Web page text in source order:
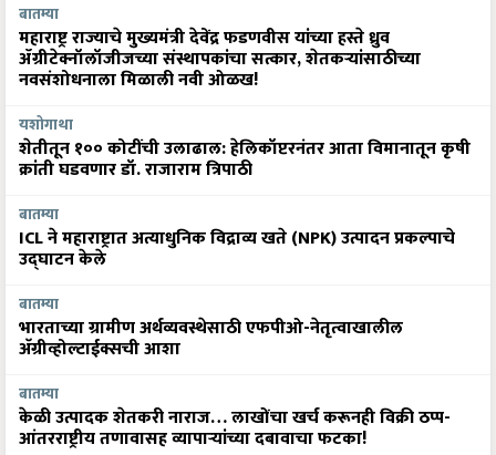
बातम्या
महाराष्ट्र राज्याचे मुख्यमंत्री देवेंद्र फडणवीस यांच्या हस्ते ध्रुव
ॲग्रीटेक्नॉलॉजीजच्या संस्थापकांचा सत्कार, शेतकऱ्यांसाठीच्या
नवसंशोधनाला मिळाली नवी ओळख!
यशोगाथा
शेतीतून १०० कोटींची उलाढाल: हेलिकॉप्टरनंतर आता विमानातून कृषी
क्रांती घडवणार डॉ. राजाराम त्रिपाठी
बातम्या
ICL ने महाराष्ट्रात अत्याधुनिक विद्राव्य खते (NPK) उत्पादन प्रकल्पाचे
उद्घाटन केले
बातम्या
भारताच्या ग्रामीण अर्थव्यवस्थेसाठी एफपीओ-नेतृत्वाखालील
अ‍ॅग्रीव्होल्टाईक्सची आशा
बातम्या
केळी उत्पादक शेतकरी नाराज… लाखोंचा खर्च करूनही विक्री ठप्प-
आंतरराष्ट्रीय तणावासह व्यापाऱ्यांच्या दबावाचा फटका!